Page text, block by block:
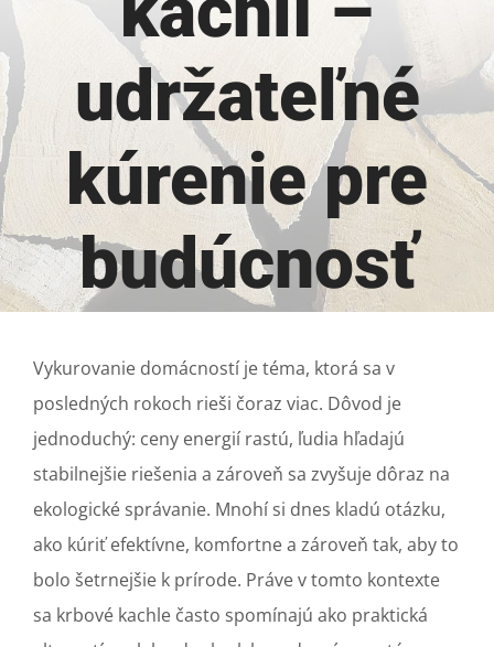
udržateľné
kúrenie pre
budúcnosť
Vykurovanie domácností je téma, ktorá sa v
posledných rokoch rieši čoraz viac. Dôvod je
jednoduchý: ceny energií rastú, ľudia hľadajú
stabilnejšie riešenia a zároveň sa zvyšuje dôraz na
ekologické správanie. Mnohí si dnes kladú otázku,
ako kúriť efektívne, komfortne a zároveň tak, aby to
bolo šetrnejšie k prírode. Práve v tomto kontexte
sa krbové kachle často spomínajú ako praktická